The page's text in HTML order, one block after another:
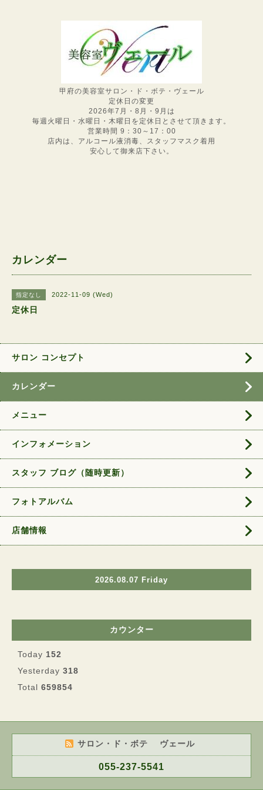
甲府の美容室サロン・ド・ボテ・ヴェール
定休日の変更
2026年7月・8月・9月は
毎週火曜日・水曜日・木曜日を定休日とさせて頂きます。
営業時間 9：30～17：00
店内は、アルコール液消毒、スタッフマスク着用
安心して御来店下さい。
カレンダー
指定なし 2022-11-09 (Wed)
定休日
サロン コンセプト
カレンダー
メニュー
インフォメーション
スタッフ ブログ（随時更新）
フォトアルバム
店舗情報
2026.08.07 Friday
カウンター
Today 152
Yesterday 318
Total 659854
サロン・ド・ボテ ヴェール
055-237-5541